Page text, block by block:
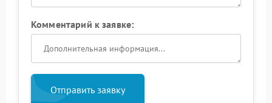
Комментарий к заявке:
Отправить заявку